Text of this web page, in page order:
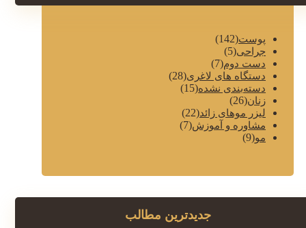
پوست(142)
جراحی(5)
دست دوم(7)
دستگاه های لاغری(28)
دسته‌بندی نشده(15)
زنان(26)
لیزر موهای زائد(22)
مشاوره و آموزش(7)
مو(9)
جدیدترین مطالب